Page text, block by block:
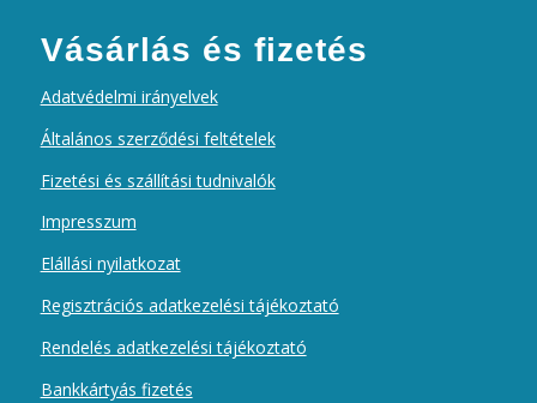
Vásárlás és fizetés
Adatvédelmi irányelvek
Általános szerződési feltételek
Fizetési és szállítási tudnivalók
Impresszum
Elállási nyilatkozat
Regisztrációs adatkezelési tájékoztató
Rendelés adatkezelési tájékoztató
Bankkártyás fizetés